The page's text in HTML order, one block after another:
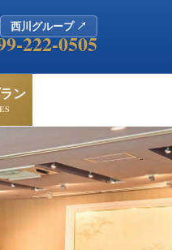
西川グループ ↗
222-0505
ン